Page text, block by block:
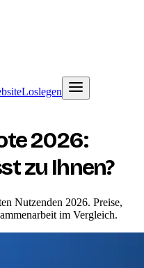
Loslegen
2026:
zu Ihnen?
Nutzenden 2026. Preise,
im Vergleich.